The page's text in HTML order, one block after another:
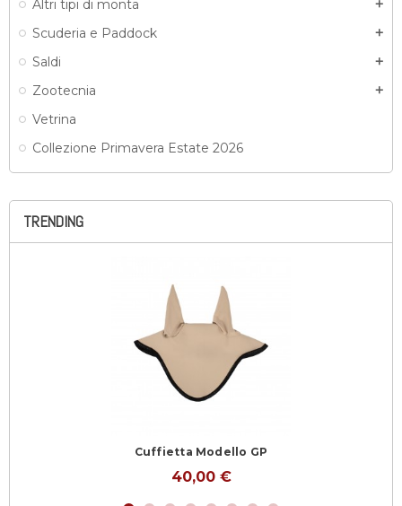
Altri tipi di monta add
Scuderia e Paddock add
Saldi add
Zootecnia add
Vetrina
Collezione Primavera Estate 2026
TRENDING
Cuffietta Modello GP
40,00 €